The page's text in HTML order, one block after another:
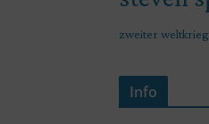
zweiter weltkrieg
Info